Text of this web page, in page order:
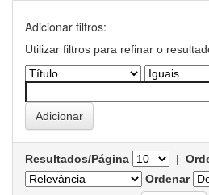
Adicionar filtros:
Utilizar filtros para refinar o
Resultados/Página |
Ordenar